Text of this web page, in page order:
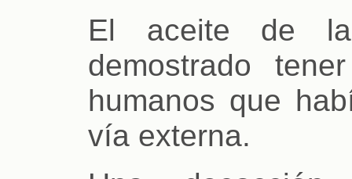
El aceite de
demostrado
humanos que
vía externa.